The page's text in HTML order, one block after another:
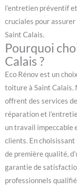
l’entretien préventif
cruciales pour
Saint Calais.
Pourquoi
Calais ?
Eco Rénov est un
toiture à Saint Calais.
offrent des services
réparation et
un travail impeccable
clients. En
de première qualité,
garantie de
professionnels